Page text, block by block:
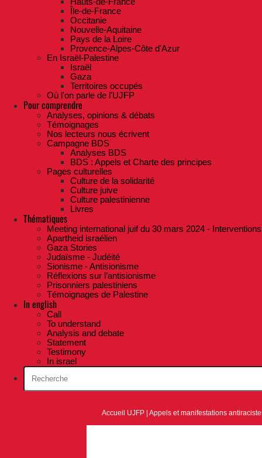
Île-de-France
Occitanie
Nouvelle-Aquitaine
Pays de la Loire
Provence-Alpes-Côte d'Azur
En Israël-Palestine
Israël
Gaza
Territoires occupés
Où l'on parle de l'UJFP
Pour comprendre
Analyses, opinions & débats
Témoignages
Nos lecteurs nous écrivent
Campagne BDS
Analyses BDS
BDS : Appels et Charte des principes
Pages culturelles
Culture de la solidarité
Culture juive
Culture palestinienne
Livres
Thématiques
Meeting international juif du 30 mars 2024 - Interventions
Apartheid israélien
Gaza Stories
Judaïsme - Judéité
Sionisme - Antisionisme
Réflexions sur l’antisionisme
Prisonniers palestiniens
Témoignages de Palestine
In english
Call
To understand
Analysis and debate
Statement
Testimony
In israel
Accueil UJFP |Appels et manifestations